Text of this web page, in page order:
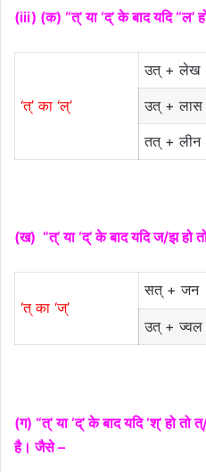
(iii) (क) “त्’ या ‘द्’ के बाद यदि “ल’
‘त्’ का ‘ल्’
उत् + लेख
उत् + लास
तत् + लीन
(ख) “त्’ या ‘द्’ के बाद यदि ज/झ हो
‘त् का ‘ज्’
सत् + जन
उत् + ज्वल
(ग) “त्’ या ‘द्’ के बाद यदि ‘श्’ हो तो
है। जैसे –